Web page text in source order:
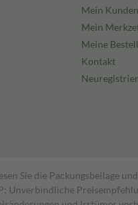
Mein
Mein
Meine
Kontakt
Sie die Packungsbeilage